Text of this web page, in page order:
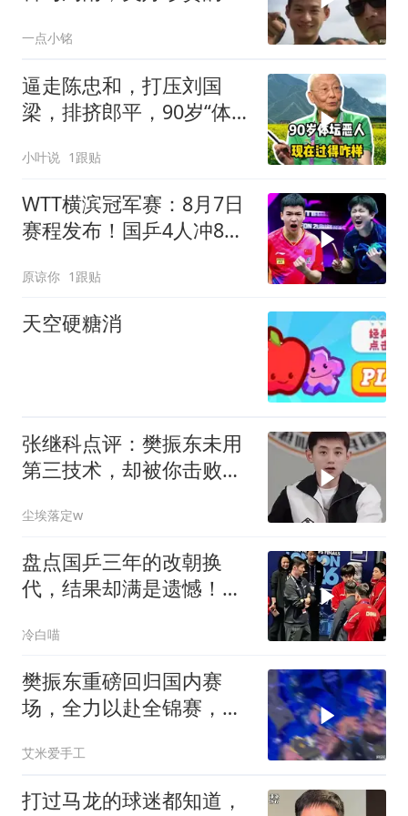
一点小铭
逼走陈忠和，打压刘国
梁，排挤郎平，90岁“体坛
小叶说 1跟贴
WTT横滨冠军赛：8月7日
赛程发布！国乒4人冲8
原谅你 1跟贴
天空硬糖消
张继科点评：樊振东未用
第三技术，却被你击败的
尘埃落定w
盘点国乒三年的改朝换
代，结果却满是遗憾！，
冷白喵
樊振东重磅回归国内赛
场，全力以赴全锦赛，打
艾米爱手工
打过马龙的球迷都知道，